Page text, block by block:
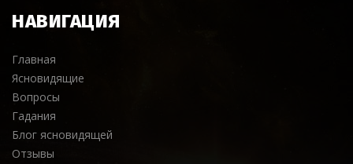
НАВИГАЦИЯ
Главная
Ясновидящие
Вопросы
Гадания
Блог ясновидящей
Отзывы